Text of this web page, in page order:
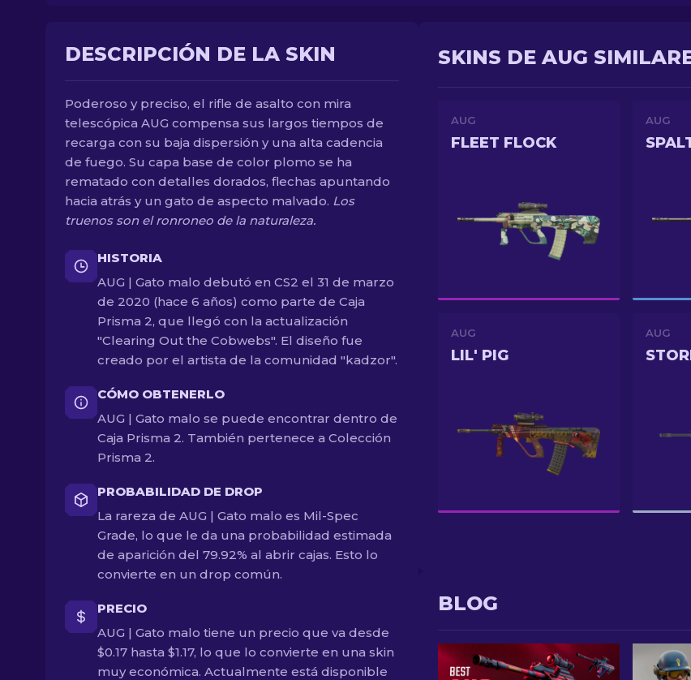
DESCRIPCIÓN DE LA SKIN
Poderoso y preciso, el rifle de asalto con mira
telescópica AUG compensa sus largos tiempos de
recarga con su baja dispersión y una alta cadencia
de fuego. Su capa base de color plomo se ha
rematado con detalles dorados, flechas apuntando
hacia atrás y un gato de aspecto malvado. Los
truenos son el ronroneo de la naturaleza.
HISTORIA
AUG | Gato malo debutó en CS2 el 31 de marzo
de 2020 (hace 6 años) como parte de Caja
Prisma 2, que llegó con la actualización
"Clearing Out the Cobwebs". El diseño fue
creado por el artista de la comunidad "kadzor".
CÓMO OBTENERLO
AUG | Gato malo se puede encontrar dentro de
Caja Prisma 2. También pertenece a Colección
Prisma 2.
PROBABILIDAD DE DROP
La rareza de AUG | Gato malo es Mil-Spec
Grade, lo que le da una probabilidad estimada
de aparición del 79.92% al abrir cajas. Esto lo
convierte en un drop común.
PRECIO
AUG | Gato malo tiene un precio que va desde
$0.17 hasta $1.17, lo que lo convierte en una skin
muy económica. Actualmente está disponible
SKINS DE AUG
AUG
FLEET FLOCK
AUG
AUG
LIL' PIG
AUG
BLOG